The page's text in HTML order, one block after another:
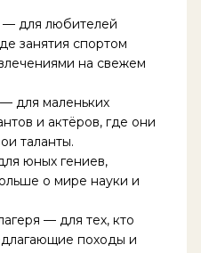
— для любителей
занятия спортом
на свежем
для маленьких
и актёров, где они
таланты.
юных гениев,
о мире науки и
— для тех, кто
походы и